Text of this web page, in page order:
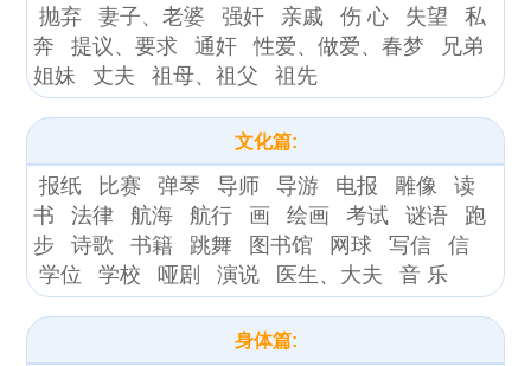
抛弃
妻子、老婆 强奸 亲戚 伤 心 失望
私
奔
提议、要求 通奸 性爱、做爱、春梦
兄弟
姐妹
丈夫 祖母、祖父 祖先
文化篇:
报纸 比赛 弹琴 导师 导游 电报 雕像
读
书
法律 航海 航行 画 绘画 考试 谜语
跑
步
诗歌 书籍 跳舞 图书馆 网球 写信
信
学位
学校 哑剧 演说 医生、大夫 音 乐
身体篇: